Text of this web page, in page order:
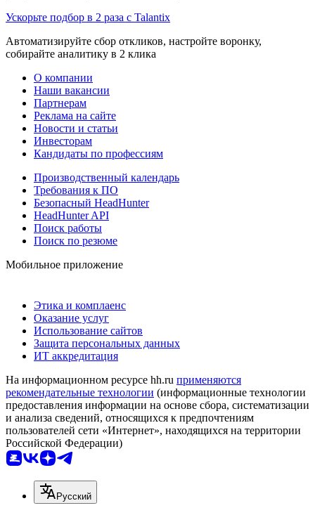
Ускорьте подбор в 2 раза с Talantix
Автоматизируйте сбор откликов, настройте воронку,
собирайте аналитику в 2 клика
О компании
Наши вакансии
Партнерам
Реклама на сайте
Новости и статьи
Инвесторам
Кандидаты по профессиям
Производственный календарь
Требования к ПО
Безопасный HeadHunter
HeadHunter API
Поиск работы
Поиск по резюме
Мобильное приложение
Этика и комплаенс
Оказание услуг
Использование сайтов
Защита персональных данных
ИТ аккредитация
На информационном ресурсе hh.ru применяются
рекомендательные технологии (информационные технологии
предоставления информации на основе сбора, систематизации
и анализа сведений, относящихся к предпочтениям
пользователей сети «Интернет», находящихся на территории
Российской Федерации)
Русский